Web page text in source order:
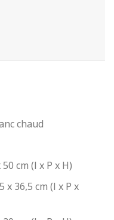
chaud
cm (l x P x H)
x 36,5 cm (l x P x